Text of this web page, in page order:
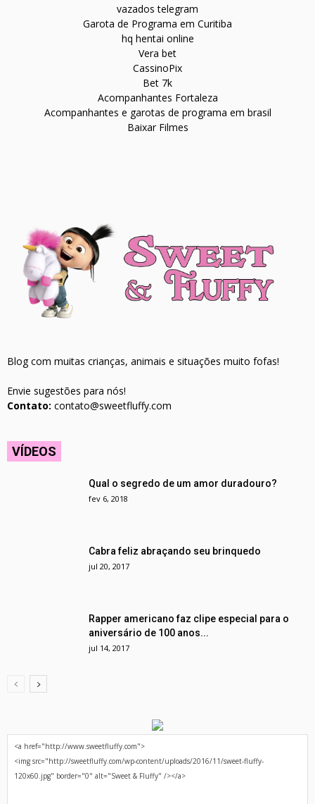
vazados telegram
Garota de Programa em Curitiba
hq hentai online
Vera bet
CassinoPix
Bet 7k
Acompanhantes Fortaleza
Acompanhantes e garotas de programa em brasil
Baixar Filmes
Blog com muitas crianças, animais e situações muito fofas!
Envie sugestões para nós!
Contato: contato@sweetfluffy.com
VÍDEOS
Qual o segredo de um amor duradouro?
fev 6, 2018
Cabra feliz abraçando seu brinquedo
jul 20, 2017
Rapper americano faz clipe especial para o
aniversário de 100 anos...
jul 14, 2017